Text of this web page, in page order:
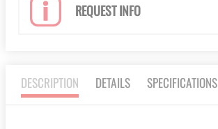
REQUEST INFO
DESCRIPTION DETAILS SPECIFICATIONS